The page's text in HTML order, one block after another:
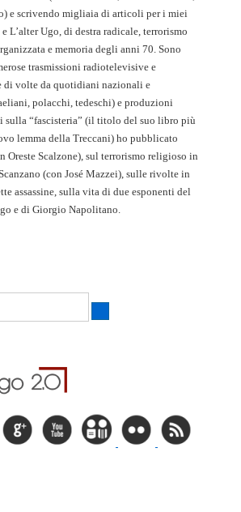
e scrivendo migliaia di articoli per i miei
L’alter Ugo, di destra radicale, terrorismo
e memoria degli anni 70. Sono
trasmissioni radiotelevisive e
di volte da quotidiani nazionali e
polacchi, tedeschi) e produzioni
sulla “fascisteria” (il titolo del suo libro più
lemma della Treccani) ho pubblicato
Oreste Scalzone), sul terrorismo religioso in
(con José Mazzei), sulle rivolte in
assassine, sulla vita di due esponenti del
e di Giorgio Napolitano.